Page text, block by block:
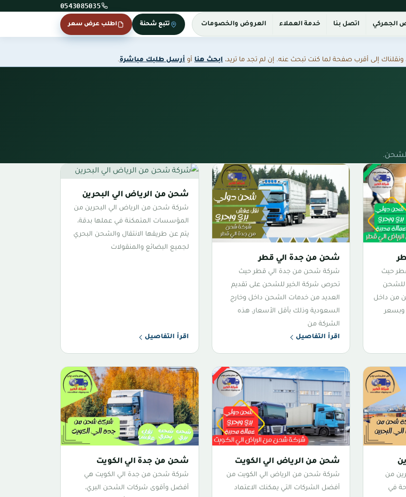
0543085035
الجمركي اتصل بنا خدمة العملاء العروض والخصومات تتبع شحنة اطلب عرض سعر
إلى أقرب صفحة لما كنت تبحث عنه. إن لم تجد ما تريد، ابحث هنا أو أرسل طلبك مباشرة.
حيث
للشحن
من داخل
وبسعر
شحن من جدة الي قطر
شركة شحن من جدة الي قطر حيث
تحرص شركة الخير للشحن على تقديم
العديد من خدمات الشحن داخل وخارج
السعودية وذلك بأقل الأسعار، هذه
الشركة من
اقرأ التفاصيل
شحن من الرياض الي البحرين
شركة شحن من الرياض الي البحرين من
المؤسسات المتمكنة في عملها بدقة،
يتم عن طريقها الانتقال والشحن البحري
لجميع البضائع والمنقولات
اقرأ التفاصيل
من
في
شحن من الرياض الي الكويت
شركة شحن من الرياض الي الكويت من
أفضل الشركات التي يمكنك الاعتماد
شحن من جدة الي الكويت
شركة شحن من جدة الي الكويت هي
أفضل وأقوى شركات الشحن البري،